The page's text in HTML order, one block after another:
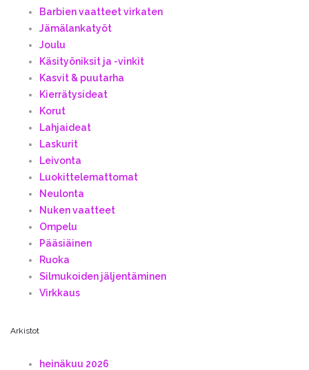
Barbien vaatteet virkaten
Jämälankatyöt
Joulu
Käsityöniksit ja -vinkit
Kasvit & puutarha
Kierrätysideat
Korut
Lahjaideat
Laskurit
Leivonta
Luokittelemattomat
Neulonta
Nuken vaatteet
Ompelu
Pääsiäinen
Ruoka
Silmukoiden jäljentäminen
Virkkaus
Arkistot
heinäkuu 2026